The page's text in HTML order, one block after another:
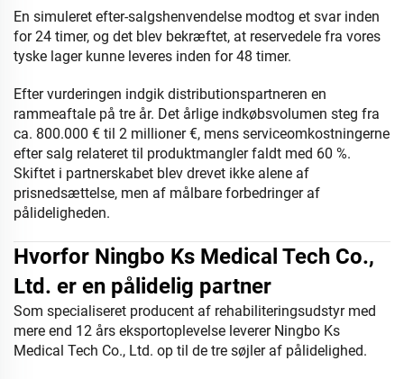
En simuleret efter-salgshenvendelse modtog et svar inden
for 24 timer, og det blev bekræftet, at reservedele fra vores
tyske lager kunne leveres inden for 48 timer.
Efter vurderingen indgik distributionspartneren en
rammeaftale på tre år. Det årlige indkøbsvolumen steg fra
ca. 800.000 € til 2 millioner €, mens serviceomkostningerne
efter salg relateret til produktmangler faldt med 60 %.
Skiftet i partnerskabet blev drevet ikke alene af
prisnedsættelse, men af målbare forbedringer af
pålideligheden.
Hvorfor Ningbo Ks Medical Tech Co.,
Ltd. er en pålidelig partner
Som specialiseret producent af rehabiliteringsudstyr med
mere end 12 års eksportoplevelse leverer Ningbo Ks
Medical Tech Co., Ltd. op til de tre søjler af pålidelighed.